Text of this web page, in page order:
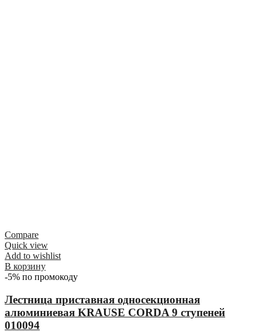
Compare
Quick view
Add to wishlist
В корзину
-5% по промокоду
Лестница приставная односекционная
алюминиевая KRAUSE CORDA 9 ступеней
010094